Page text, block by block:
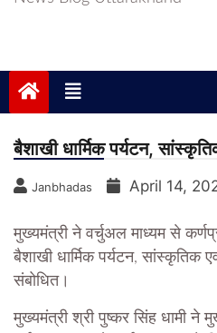
बैशाखी धार्मिक पर्यटन,
Janbhadas April 14,
मुख्यमंत्री ने वर्चुअल माध्यम से
बैशाखी धार्मिक पर्यटन, सांस्कृतिक
संबोधित।
मुख्यमंत्री श्री पुष्कर सिंह धामी ने